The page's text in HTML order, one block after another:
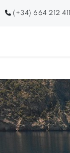
(+34) 664 212 411